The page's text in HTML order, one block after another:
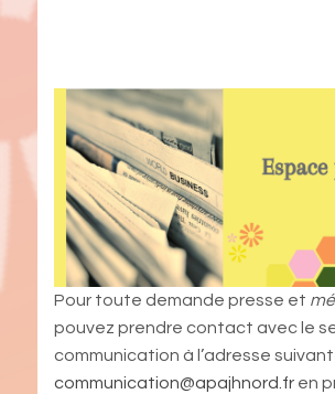
Pour toute demande presse et
pouvez prendre contact avec le
communication à l’adresse
communication@apajhnord.fren